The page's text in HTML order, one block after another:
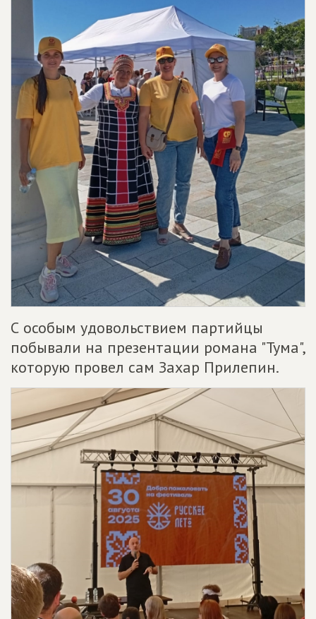
С особым удовольствием партийцы
побывали на презентации романа "Тума",
которую провел сам Захар Прилепин.